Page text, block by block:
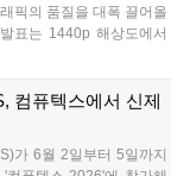
픽의 품질을 대폭 끌어올
표는 1440p 해상도에서
신규 슈퍼칩 'RTX 스파
점이 맞춰졌다. 특히 고
추가 지원 계획이 공개
이 조성될 전망이다....
컴퓨텍스에서 신제
가 6월 2일부터 5일까지